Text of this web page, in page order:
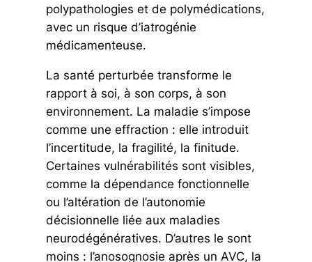
polypathologies et de polymédications,
avec un risque d’iatrogénie
médicamenteuse.
La santé perturbée transforme le
rapport à soi, à son corps, à son
environnement. La maladie s’impose
comme une effraction : elle introduit
l’incertitude, la fragilité, la finitude.
Certaines vulnérabilités sont visibles,
comme la dépendance fonctionnelle
ou l’altération de l’autonomie
décisionnelle liée aux maladies
neurodégénératives. D’autres le sont
moins : l’anosognosie après un AVC, la